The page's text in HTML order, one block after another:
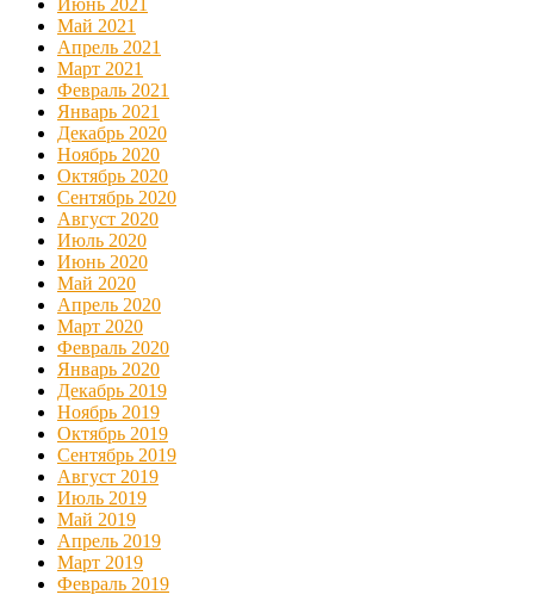
Май 2021
Апрель 2021
Март 2021
Февраль 2021
Январь 2021
Декабрь 2020
Ноябрь 2020
Октябрь 2020
Сентябрь 2020
Август 2020
Июль 2020
Июнь 2020
Май 2020
Апрель 2020
Март 2020
Февраль 2020
Январь 2020
Декабрь 2019
Ноябрь 2019
Октябрь 2019
Сентябрь 2019
Август 2019
Июль 2019
Май 2019
Апрель 2019
Март 2019
Февраль 2019